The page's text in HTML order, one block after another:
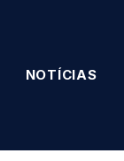
NOTÍCIAS